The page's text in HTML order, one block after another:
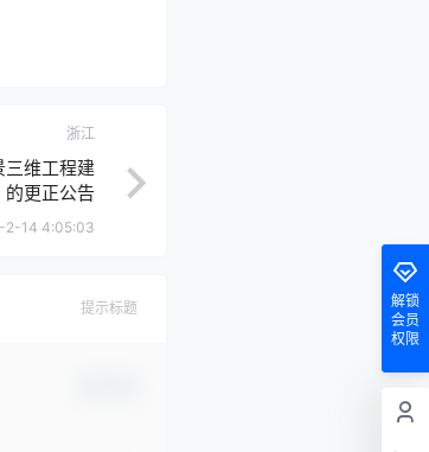
浙江
三维工程建
的更正公告
2-14 4:05:03
提示标题
解锁
会员
权限